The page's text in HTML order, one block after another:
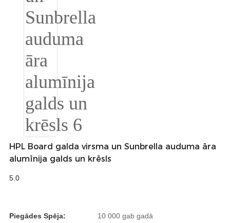
HPL Board galda virsma un Sunbrella auduma āra
alumīnija galds un krēsls
5.0
Piegādes Spēja: 10 000 gab gadā